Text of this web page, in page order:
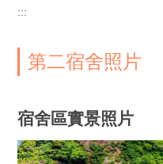
:::
第二宿舍照片
宿舍區實景照片